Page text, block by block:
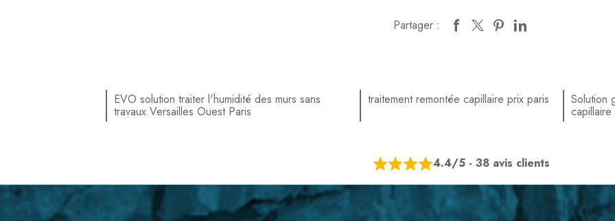
Partager :
EVO solution traiter l'humidité des murs sans
travaux Versailles Ouest Paris
traitement remontée capillaire prix paris Solution
capillaire
4.4/5 - 38 avis clients